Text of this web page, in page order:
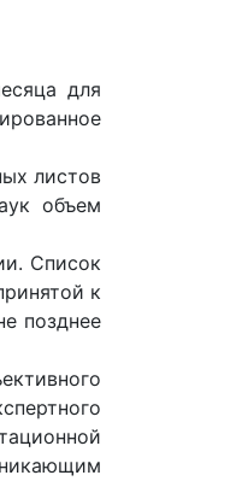
для
листов
объем
Список
к
позднее